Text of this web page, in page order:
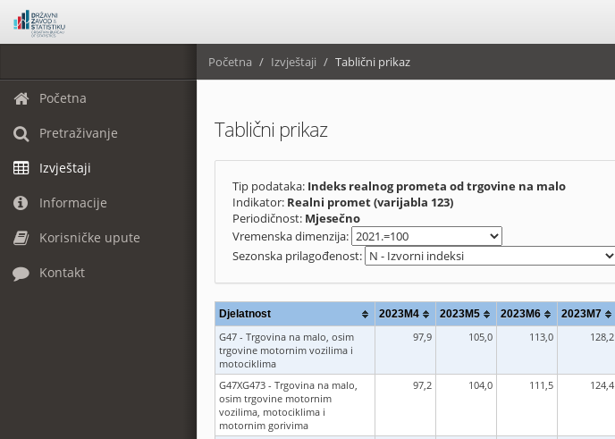
Početna
Pretraživanje
Izvještaji
Informacije
Korisničke upute
Kontakt
Početna Izvještaji Tablični prikaz
Tablični prikaz
Tip podataka: Indeks realnog prometa od trgovine na malo
Indikator: Realni promet (varijabla 123)
Periodičnost: Mjesečno
Vremenska dimenzija:
Sezonska prilagođenost:
Djelatnost 2023M4 2023M5 2023M6 2023M7
G47 - Trgovina na malo, osim
trgovine motornim vozilima i
motociklima
97,9 105,0 113,0 128,2
G47XG473 - Trgovina na malo,
osim trgovine motornim
vozilima, motociklima i
motornim gorivima
97,2 104,0 111,5 124,4